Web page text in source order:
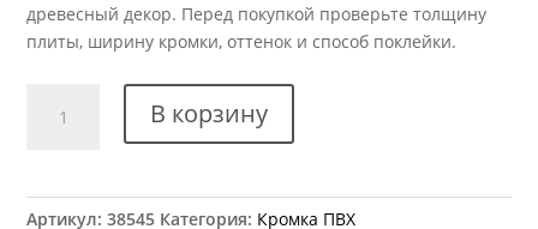
древесный декор. Перед покупкой проверьте толщину
плиты, ширину кромки, оттенок и способ поклейки.
товара
В корзину
Артикул:38545 Категория: Кромка ПВХ